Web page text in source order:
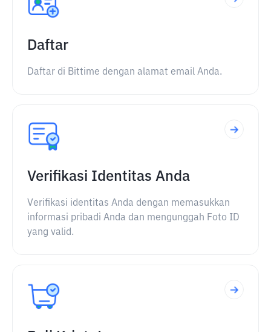
Daftar
Daftar di Bittime dengan alamat email Anda.
Verifikasi Identitas Anda
Verifikasi identitas Anda dengan memasukkan
informasi pribadi Anda dan mengunggah Foto ID
yang valid.